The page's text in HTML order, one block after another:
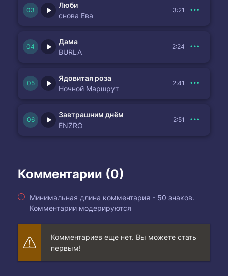
Люби
снова Ева
3:21
Дама
BURLA
2:24
Ядовитая роза
Ночной Маршрут
2:41
Завтрашним днём
ENZRO
2:51
Комментарии (0)
Минимальная длина комментария - 50 знаков.
Комментарии модерируются
Комментариев еще нет. Вы можете стать
первым!